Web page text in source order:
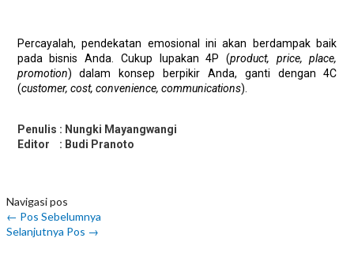
Percayalah, pendekatan emosional ini akan berdampak baik
pada bisnis Anda. Cukup lupakan 4P (product, price, place,
promotion) dalam konsep berpikir Anda, ganti dengan 4C
(customer, cost, convenience, communications).
Penulis : Nungki Mayangwangi
Editor : Budi Pranoto
Navigasi pos
← Pos Sebelumnya
Selanjutnya Pos →